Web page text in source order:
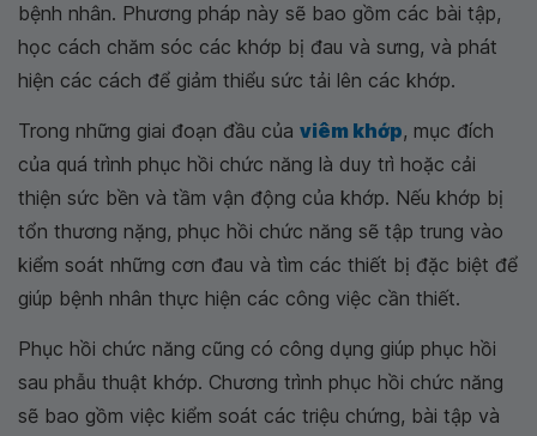
bệnh nhân. Phương pháp này sẽ bao gồm các bài tập,
học cách chăm sóc các khớp bị đau và sưng, và phát
hiện các cách để giảm thiểu sức tải lên các khớp.
Trong những giai đoạn đầu của viêm khớp, mục đích
của quá trình phục hồi chức năng là duy trì hoặc cải
thiện sức bền và tầm vận động của khớp. Nếu khớp bị
tổn thương nặng, phục hồi chức năng sẽ tập trung vào
kiểm soát những cơn đau và tìm các thiết bị đặc biệt để
giúp bệnh nhân thực hiện các công việc cần thiết.
Phục hồi chức năng cũng có công dụng giúp phục hồi
sau phẫu thuật khớp. Chương trình phục hồi chức năng
sẽ bao gồm việc kiểm soát các triệu chứng, bài tập và